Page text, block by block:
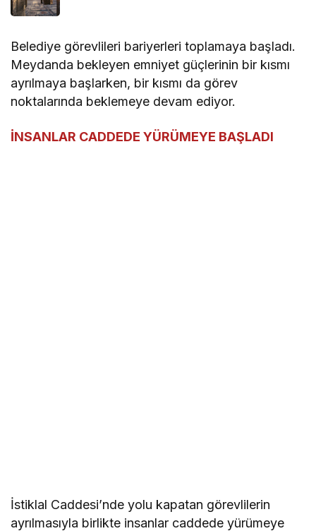
Belediye görevlileri bariyerleri toplamaya başladı.
Meydanda bekleyen emniyet güçlerinin bir kısmı
ayrılmaya başlarken, bir kısmı da görev
noktalarında beklemeye devam ediyor.
İNSANLAR CADDEDE YÜRÜMEYE BAŞLADI
İstiklal Caddesi’nde yolu kapatan görevlilerin
ayrılmasıyla birlikte insanlar caddede yürümeye